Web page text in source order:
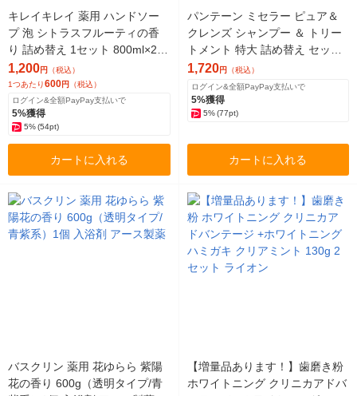
キレイキレイ 薬用 ハンドソー
プ 泡 シトラスフルーティの香
り 詰め替え 1セット 800ml×2個
殺菌 保湿 (泡タイプ)ライオン
1,200円 （税込）
1つあたり600円 （税込）
ログイン&全額PayPay支払いで
5%獲得
5%(54pt)
カートに入れる
パンテーン ミセラー ピュア＆
クレンズ シャンプー ＆ トリー
トメント 特大 詰め替え セット
600ml + 600g P＆G
1,720円 （税込）
ログイン&全額PayPay支払いで
5%獲得
5% (77pt)
カートに入れる
バスクリン 薬用 花ゆらら 紫陽
花の香り 600g（透明タイプ/青
【増量品あります！】歯磨き粉
ホワイトニング クリニカアドバ